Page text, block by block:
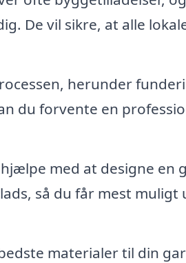
De vil sikre, at alle
herunder
du forvente en
med at designe en
så du får mest muligt
materialer til din